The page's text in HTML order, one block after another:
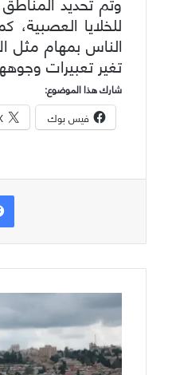
للخلايا العصبية،
الناس بمهام مثل
تغير تعبيرات
شارك هذا الموضوع:
فيس بوك